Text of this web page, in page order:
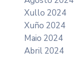
Xullo 2024
Xuño 2024
Maio 2024
Abril 2024